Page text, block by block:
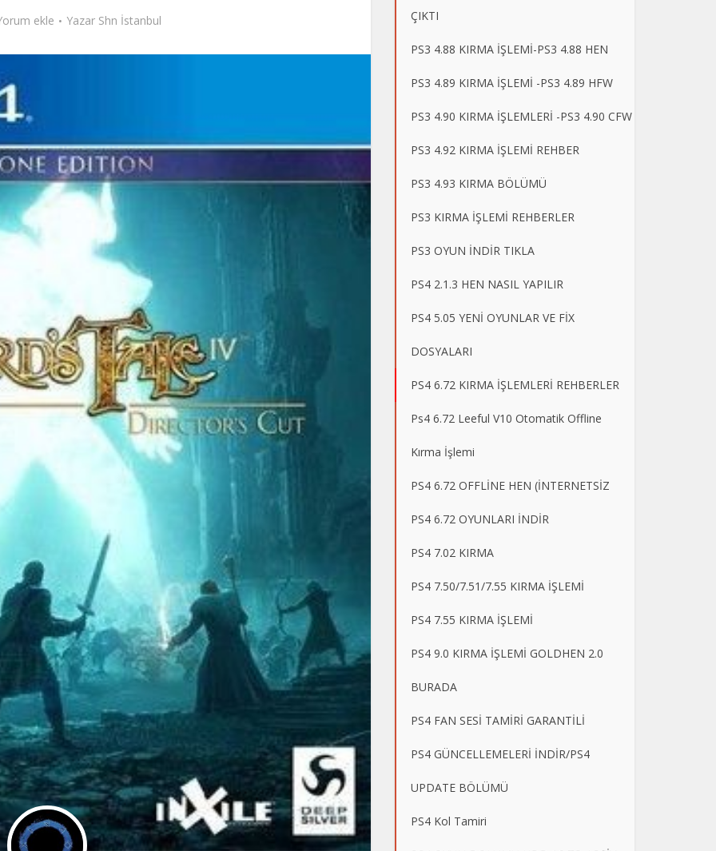
ekle Yazar Shn İstanbul ÇIKTI
PS3 4.88 KIRMA İŞLEMİ-PS3 4.88 HEN
PS3 4.89 KIRMA İŞLEMİ -PS3 4.89 HFW
PS3 4.90 KIRMA İŞLEMLERİ -PS3 4.90 CFW
PS3 4.92 KIRMA İŞLEMİ REHBER
PS3 4.93 KIRMA BÖLÜMÜ
PS3 KIRMA İŞLEMİ REHBERLER
PS3 OYUN İNDİR TIKLA
PS4 2.1.3 HEN NASIL YAPILIR
PS4 5.05 YENİ OYUNLAR VE FİX
DOSYALARI
PS4 6.72 KIRMA İŞLEMLERİ REHBERLER
Ps4 6.72 Leeful V10 Otomatik Offline
Kırma İşlemi
PS4 6.72 OFFLİNE HEN (İNTERNETSİZ
PS4 6.72 OYUNLARI İNDİR
PS4 7.02 KIRMA
PS4 7.50/7.51/7.55 KIRMA İŞLEMİ
PS4 7.55 KIRMA İŞLEMİ
PS4 9.0 KIRMA İŞLEMİ GOLDHEN 2.0
BURADA
PS4 FAN SESİ TAMİRİ GARANTİLİ
PS4 GÜNCELLEMELERİ İNDİR/PS4
UPDATE BÖLÜMÜ
PS4 Kol Tamiri